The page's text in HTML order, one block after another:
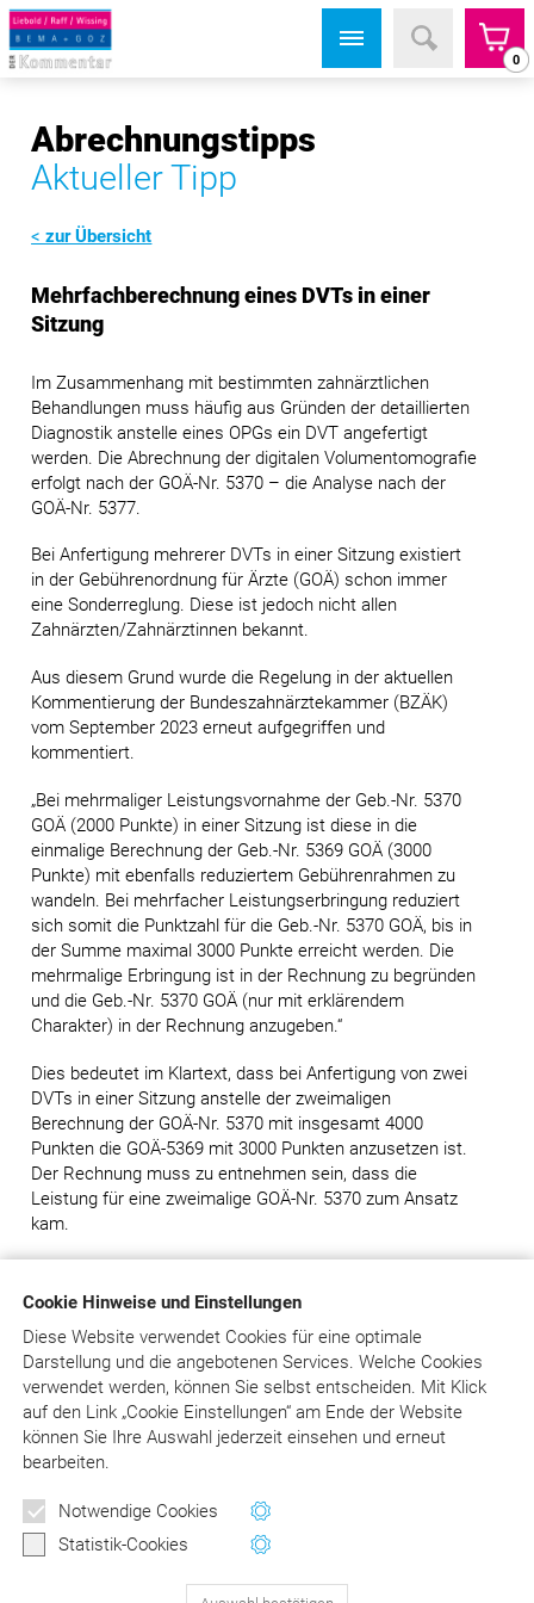
Cookie Hinweise und Einstellungen
Diese Website verwendet Cookies für eine optimale
Darstellung und die angebotenen Services. Welche Cookies
verwendet werden, können Sie selbst entscheiden. Mit Klick
aufden Link „Cookie Einstellungen“ am Ende der Website
können Sie Ihre Auswahl jederzeit einsehen und erneut
bearbeiten.
Notwendige Cookies
Statistik-Cookies
0
Abrechnungstipps
Aktueller Tipp
zur Übersicht
Mehrfachberechnung eines DVTs in einer
Sitzung
Im Zusammenhang mit bestimmten zahnärztlichen
Behandlungen muss häufig aus Gründen der detaillierten
Diagnostik anstelle eines OPGs ein DVT angefertigt
werden. Die Abrechnung der digitalen Volumentomografie
erfolgt nach der GOÄ-Nr. 5370 – die Analyse nach der
GOÄ-Nr. 5377.
Bei Anfertigung mehrerer DVTs in einer Sitzung existiert
in der Gebührenordnung für Ärzte (GOÄ) schon immer
eine Sonderreglung. Diese ist jedoch nicht allen
Zahnärzten/Zahnärztinnen bekannt.
Aus diesem Grund wurde die Regelung in der aktuellen
Kommentierung der Bundeszahnärztekammer (BZÄK)
vom September 2023 erneut aufgegriffen und
kommentiert.
„Bei mehrmaliger Leistungsvornahme der Geb.-Nr. 5370
GOÄ (2000 Punkte) in einer Sitzung ist diese in die
einmalige Berechnung der Geb.-Nr. 5369 GOÄ (3000
Punkte) mit ebenfalls reduziertem Gebührenrahmen zu
wandeln. Bei mehrfacher Leistungserbringung reduziert
sich somit die Punktzahl für die Geb.-Nr. 5370 GOÄ, bis in
der Summe maximal 3000 Punkte erreicht werden. Die
mehrmalige Erbringung ist in der Rechnung zu begründen
und die Geb.-Nr. 5370 GOÄ (nur mit erklärendem
Charakter) in der Rechnung anzugeben.“
Dies bedeutet im Klartext, dass bei Anfertigung von zwei
DVTs in einer Sitzung anstelle der zweimaligen
Berechnung der GOÄ-Nr. 5370 mit insgesamt 4000
Punkten die GOÄ-5369 mit 3000 Punkten anzusetzen ist.
Der Rechnung muss zu entnehmen sein, dass die
Leistung für eine zweimalige GOÄ-Nr. 5370 zum Ansatz
kam.
durchgeführter Analyse berechnet werden – somit in
Abschließend ist noch anzumerken, dass sowohl die
Anfertigung eines DVTs als auch die Auswertung nur von
einem Zahnarzt durchgeführt werden kann, der im Besitz
eines DVT- Fachkunde-Nachweises ist.
Newsletter
Wertvolle Tipps und Hinweise